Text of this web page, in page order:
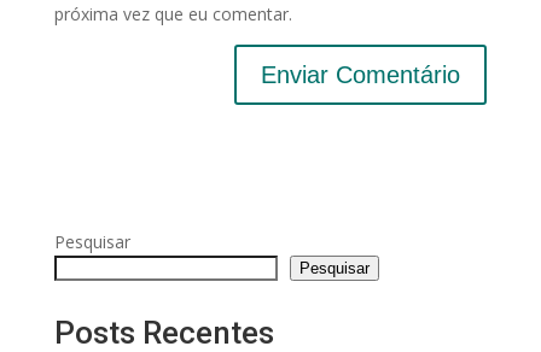
próxima vez que eu comentar.
Pesquisar
Pesquisar
Posts Recentes